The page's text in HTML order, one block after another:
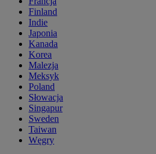
Finland
Indie
Japonia
Kanada
Korea
Malezja
Meksyk
Poland
Słowacja
Singapur
Sweden
Taiwan
Węgry